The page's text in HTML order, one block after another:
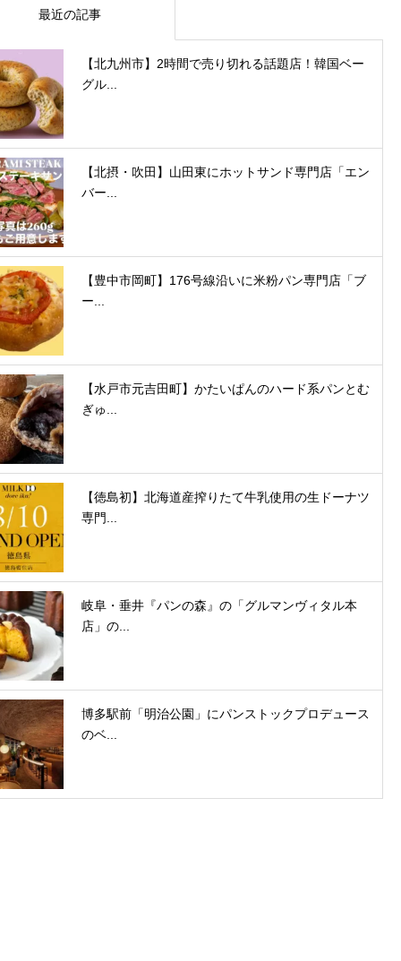
最近の記事
【北九州市】2時間で売り切れる話題店！韓国ベー
グル...
【北摂・吹田】山田東にホットサンド専門店「エン
バー...
【豊中市岡町】176号線沿いに米粉パン専門店「ブ
ー...
【水戸市元吉田町】かたいぱんのハード系パンとむ
ぎゅ...
【徳島初】北海道産搾りたて牛乳使用の生ドーナツ
専門...
岐阜・垂井『パンの森』の「グルマンヴィタル本
店」の...
博多駅前「明治公園」にパンストックプロデュース
のベ...